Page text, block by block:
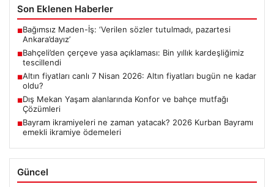
Son Eklenen Haberler
■Bağımsız Maden-İş: ‘Verilen sözler tutulmadı, pazartesi
Ankara’dayız’
■Bahçeli’den çerçeve yasa açıklaması: Bin yıllık kardeşliğimiz
tescillendi
■Altın fiyatları canlı 7 Nisan 2026: Altın fiyatları bugün ne kadar
oldu?
■Dış Mekan Yaşam alanlarında Konfor ve bahçe mutfağı
Çözümleri
■Bayram ikramiyeleri ne zaman yatacak? 2026 Kurban Bayramı
emekli ikramiye ödemeleri
Güncel